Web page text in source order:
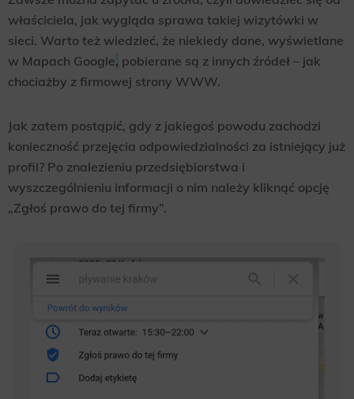
właściciela, jak wygląda sprawa takiej wizytówki w
sieci. Warto też wiedzieć, że niekiedy dane, wyświetlane
w Mapach Google, pobierane są z innych źródeł – jak
chociażby z firmowej strony WWW.
Jak zatem postąpić, gdy z jakiegoś powodu zachodzi
konieczność przejęcia odpowiedzialności za istniejący już
profil? Po znalezieniu przedsiębiorstwa i
wyszczególnieniu informacji o nim należy kliknąć opcję
„Zgłoś prawo do tej firmy”.